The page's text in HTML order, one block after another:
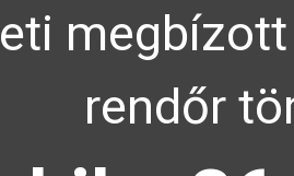
megbízott
rendőr